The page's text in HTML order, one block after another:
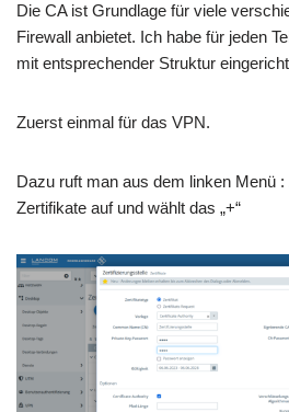
Die CA ist Grundlage für viele
Firewall anbietet. Ich habe für jeden
mit entsprechender Struktur
Zuerst einmal für das VPN.
Dazu ruft man aus dem linken Menü
Zertifikate auf und wählt das „+“